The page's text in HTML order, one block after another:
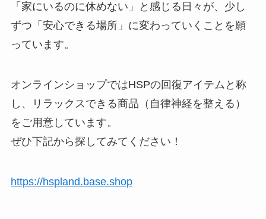
「家にいるのに休めない」と感じる日々が、少し
ずつ「安心できる場所」に変わっていくことを願
っています。
オンラインショップではHSPの回復アイテムと称
し、リラックスできる商品（自律神経を整える）
をご用意しています。
ぜひ下記から探してみてください！
https://hspland.base.shop